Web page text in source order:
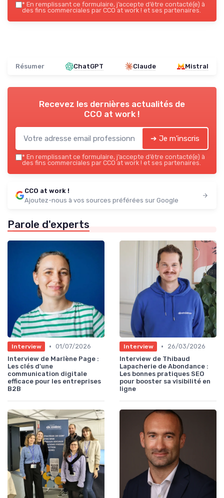
* En remplissant ce formulaire, j’accepte d’être contacté(e) à
des fins commerciales par CCO at work ! et ses partenaires.
Résumer ChatGPT Claude Mistral
Recevez les dernières actualités de
CCO at work !
➔ Je m'inscris
* En remplissant ce formulaire, j’accepte d’être contacté(e) à
des fins commerciales par CCO at work ! et ses partenaires.
CCO at work !
Ajoutez-nous à vos sources préférées sur Google
Parole d'experts
Interview • 01/07/2026
Interview de Marlène Page :
Les clés d'une
communication digitale
efficace pour les entreprises
B2B
Interview •
26/03/2026
Interview de Thibaud
Lapacherie de Abondance :
Les bonnes pratiques SEO
pour booster sa visibilité en
ligne